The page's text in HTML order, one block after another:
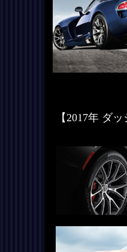
【2017年 ダ